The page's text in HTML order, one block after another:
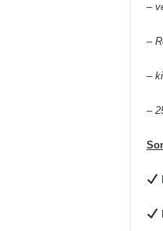
–
–
–
–